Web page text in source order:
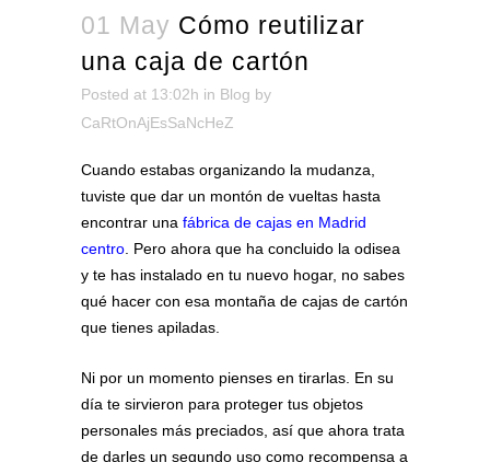
01 May Cómo reutilizar
una caja de cartón
Posted at 13:02h in Blog by
CaRtOnAjEsSaNcHeZ
Cuando estabas organizando la mudanza,
tuviste que dar un montón de vueltas hasta
encontrar una fábrica de cajas en Madrid
centro . Pero ahora que ha concluido la odisea
y te has instalado en tu nuevo hogar, no sabes
qué hacer con esa montaña de cajas de cartón
que tienes apiladas.
Ni por un momento pienses en tirarlas. En su
día te sirvieron para proteger tus objetos
personales más preciados, así que ahora trata
de darles un segundo uso como recompensa a